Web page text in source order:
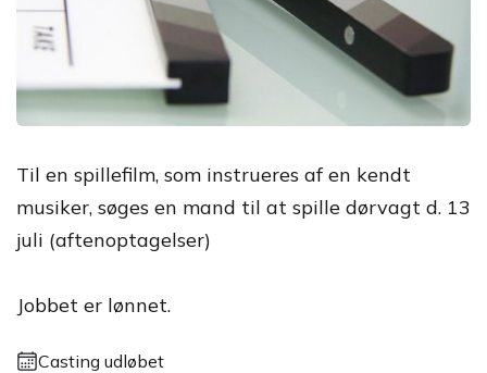
Til en spillefilm, som instrueres af en kendt
musiker, søges en mand til at spille dørvagt d. 13
juli (aftenoptagelser)
Jobbet er lønnet.
Casting udløbet